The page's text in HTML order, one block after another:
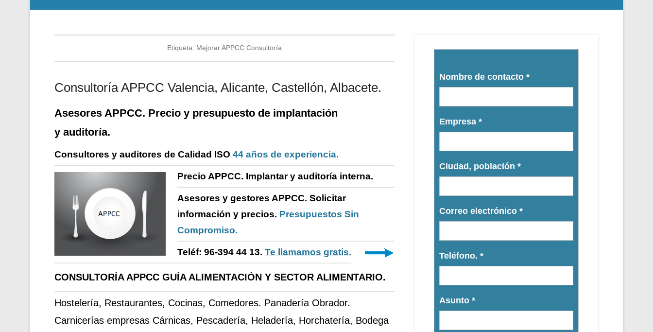
Etiqueta: Mejorar APPCC Consultoría
Consultoría APPCC Valencia, Alicante, Castellón, Albacete.
Asesores APPCC. Precio y presupuesto de implantación
y auditoría.
Consultores y auditores de Calidad ISO 44 años de experiencia.
Precio APPCC. Implantar y auditoría interna.
Asesores y gestores APPCC. Solicitar
información y precios. Presupuestos Sin
Compromiso.
Teléf: 96-394 44 13. Te llamamos gratis.
CONSULTORÍA APPCC GUÍA ALIMENTACIÓN Y SECTOR ALIMENTARIO.
Hostelería, Restaurantes, Cocinas, Comedores. Panadería Obrador.
Carnicerías empresas Cárnicas, Pescadería, Heladería, Horchatería, Bodega
Nombre de contacto *
Empresa *
Ciudad, población *
Correo electrónico *
Teléfono. *
Asunto *